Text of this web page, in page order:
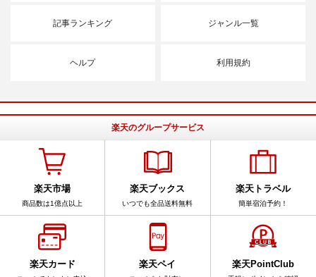
記事ランキング ジャンル一覧
ヘルプ 利用規約
楽天のグループサービス
楽天市場
商品数は1億点以上
楽天ブックス
いつでも全品送料無料
楽天トラベル
簡単宿泊予約！
楽天カード 楽天ペイ 楽天PointClub